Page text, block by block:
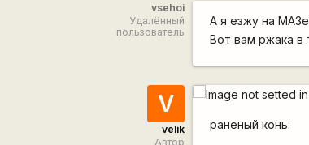
vsehoi
Удалённый
пользователь
А я езжу на МАЗе
Вот вам ржака в
V
velik
Автор
раненый конь: